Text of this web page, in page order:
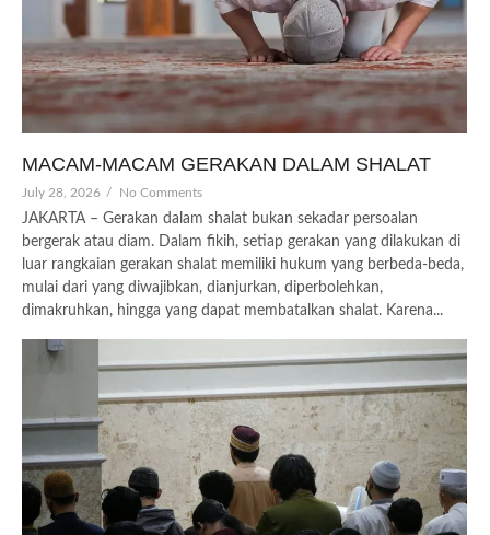
MACAM-MACAM GERAKAN DALAM SHALAT
July 28, 2026 / No Comments
JAKARTA – Gerakan dalam shalat bukan sekadar persoalan
bergerak atau diam. Dalam fikih, setiap gerakan yang dilakukan di
luar rangkaian gerakan shalat memiliki hukum yang berbeda-beda,
mulai dari yang diwajibkan, dianjurkan, diperbolehkan,
dimakruhkan, hingga yang dapat membatalkan shalat. Karena...